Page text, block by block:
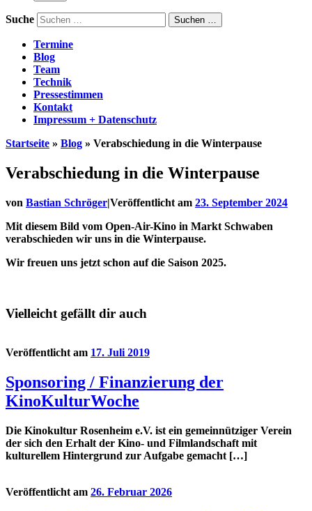
Suche Suchen …
Termine
Blog
Team
Technik
Pressestimmen
Kontakt
Impressum + Datenschutz
Startseite » Blog » Verabschiedung in die Winterpause
Verabschiedung in die Winterpause
von Bastian Schröger|Veröffentlicht am 23. September 2024
Mit diesem Bild vom Open-Air-Kino in Markt Schwaben
verabschieden wir uns in die Winterpause.
Wir freuen uns jetzt schon auf die Saison 2025.
Vielleicht gefällt dir auch
Veröffentlicht am 17. Juli 2019
Sponsoring / Finanzierung der
KinoKulturWoche
Die Kinokultur Rosenheim e.V. ist ein gemeinnütziger Verein
der sich den Erhalt der Kino- und Filmlandschaft mit
kulturellem Hintergrund zur Aufgabe gemacht […]
Veröffentlicht am 26. Februar 2026